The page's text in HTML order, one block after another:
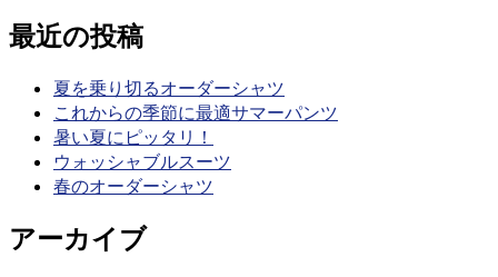
最近の投稿
夏を乗り切るオーダーシャツ
これからの季節に最適サマーパンツ
暑い夏にピッタリ！
ウォッシャブルスーツ
春のオーダーシャツ
アーカイブ